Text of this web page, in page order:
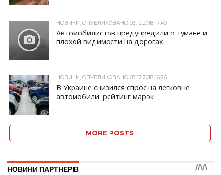
НОВИНИ, ОПУБЛИКОВАНО 03.12.2018 17:40
Автомобилистов предупредили о тумане и
плохой видимости на дорогах
НОВИНИ, ОПУБЛИКОВАНО 03.12.2018 16:26
В Украине снизился спрос на легковые
автомобили: рейтинг марок
MORE POSTS